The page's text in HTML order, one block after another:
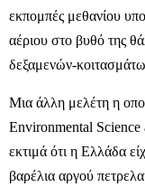
εκπομπές μεθανίου
αέριου στο βυθό της
δεξαμενών-
Μια άλλη μελέτη η
Environmental Science
εκτιμά ότι η Ελλάδα
βαρέλια αργού